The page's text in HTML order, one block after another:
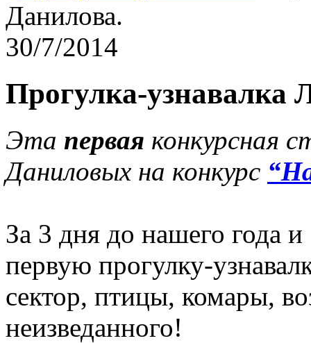
Данилова.
30/7/2014
Прогулка-узнавалка
Эта первая конкурсная
Даниловых на конкурс
За 3 дня до нашего года
первую прогулку-
сектор, птицы, комары,
неизведанного!